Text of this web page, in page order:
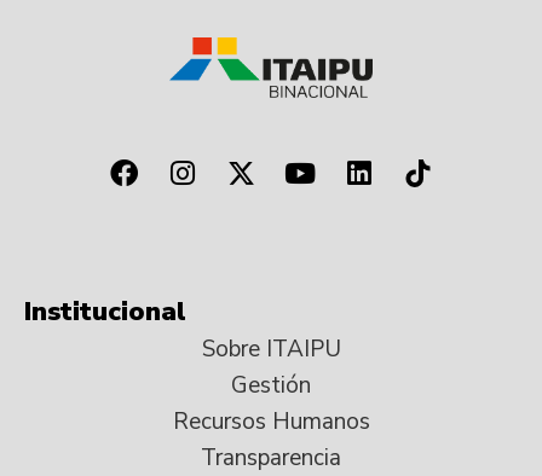
Institucional
Sobre ITAIPU
Gestión
Recursos Humanos
Transparencia